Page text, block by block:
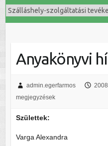
Anyakönyvi
admin.egerfarmos
megjegyzések
Születtek:
Varga Alexandra